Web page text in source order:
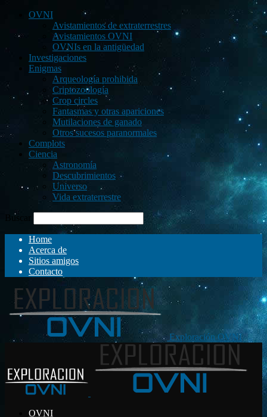
OVNI
Avistamientos de extraterrestres
Avistamientos OVNI
OVNIs en la antigüedad
Investigaciones
Enigmas
Arqueología prohibida
Criptozoología
Crop circles
Fantasmas y otras apariciones
Mutilaciones de ganado
Otros sucesos paranormales
Complots
Ciencia
Astronomía
Descubrimientos
Universo
Vida extraterrestre
Buscar
Home
Acerca de
Sitios amigos
Contacto
Exploración OVNI
OVNI